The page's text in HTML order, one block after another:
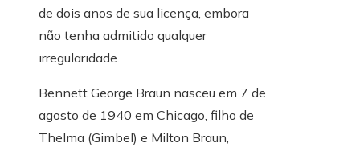
de dois anos de sua licença, embora
não tenha admitido qualquer
irregularidade.
Bennett George Braun nasceu em 7 de
agosto de 1940 em Chicago, filho de
Thelma (Gimbel) e Milton Braun,